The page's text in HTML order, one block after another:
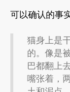
可以确认的事
猫身上是
的。像是
巴都翻上
嘴张着，